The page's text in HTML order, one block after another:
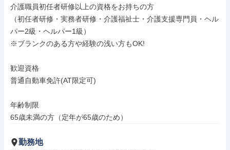
介護職員初任者研修以上の資格をお持ちの方
（初任者研修・実務者研修・介護福祉士・介護支援専門員・ヘル
パー2級・ヘルパー1級）
※ブランクのある方や経験の浅い方もOK!
歓迎資格
普通自動車免許(AT限定可)
年齢制限
65歳未満の方（定年が65歳のため）
勤務地